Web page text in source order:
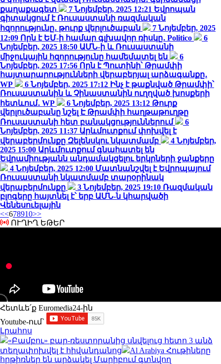
քաղաքագետ
7 Նոյեմբեր, 2025 12:21 Եվրոպան
գիտակցում է Ռուսաստանի ռազմական
հզորությունը․ թուրք վերլուծաբան
7 Նոյեմբեր, 2025
12:09 Որն է ԵՄ-ի համար գլխավոր ռիսկը․ Politico
6
Նոյեմբեր, 2025 18:50 ԱՄՆ-ի և Ռուսաստանի
միջուկային հզորությունը համեմատել են
6
Նոյեմբեր, 2025 17:56 Որն է Պուտինի՝ Թրամփի
հայտարարությունների վերաբերյալ արձագանքը․
WP
6 Նոյեմբեր, 2025 17:12 Ինչ է թաքնված Թրամփի՝
Ռուսաստանին և Չինաստանին ուղղված խոսքերի
հետևում․ WP
6 Նոյեմբեր, 2025 13:12 Թուրք
վերլուծաբանը նշել Է Թրամփի հաղթաթուղթը
Ռուսաստանի հետ բանակցություններում
6
Նոյեմբեր, 2025 11:37 Արևմուտքում փոխվել է
վերաբերմունքը Զելենսկու նկատմամբ
4 Նոյեմբեր,
2025 15:00 Արևմուտքում գնահատել են
Եվրամիությանն անդամակցելու երկրների ջանքերը
4 Նոյեմբեր, 2025 12:00 Մատնանշվել է Եվրոպայում
Ռուսաստանի նկատմամբ տարօրինակ
վերաբերմունքը
3 Նոյեմբեր, 2025 19:10 Ռազմական
բլոգերը հայտնել է՝ երբ ԱՄՆ-ն կհարվածի
Վենեսուելային
<<678910>>
ՈՒՂԻՂ ԵԹԵՐ
Հետևե՛ք Euromedia24-ին
Youtube-ում`
Լրահոս
«Բամբու» բար-ռեստորանից սնվելուց հետո 3 անձ
տեղափոխվել է հիվանդանոց
Al Arabiya Հութիները
հրթիռներ են արձակել Մարիբում գտնվող